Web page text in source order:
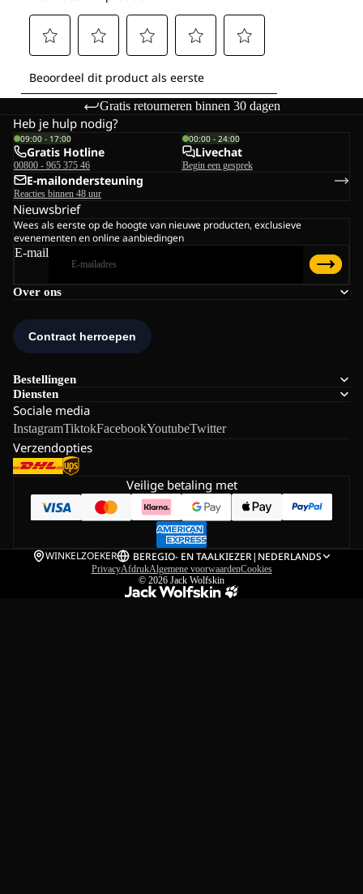
Gratis retourneren binnen 30 dagen
Over ons
Bestellingen
Diensten
Sociale media
InstagramTiktokFacebookYoutubeTwitter
Verzendopties
Heb je hulp nodig?
09:00 - 17:00
Gratis Hotline
00800 - 965 375 46
00:00 - 24:00
Livechat
Begin een gesprek
E-mailondersteuning
Reacties binnen 48 uur
Nieuwsbrief
Wees als eerste op de hoogte van nieuwe producten, exclusieve
evenementen en online aanbiedingen
E-mail
Veilige betaling met
WINKELZOEKER BEREGIO- EN TAALKIEZER| NEDERLANDS
PrivacyAfdrukAlgemene voorwaardenCookies
© 2026 Jack Wolfskin